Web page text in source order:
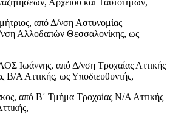
από Δ/νση Αστυνομίας
Αλλοδαπών Θεσσαλονίκης, ως
από Δ/νση Τροχαίας Αττικής
Β/Α Αττικής, ως Υποδιευθυντής,
από Β΄ Τμήμα Τροχαίας Ν/Α Αττικής